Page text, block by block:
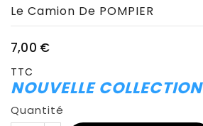
Le Camion De POMPIER
7,00 €
TTC
NOUVELLE COLLECTION
Quantité